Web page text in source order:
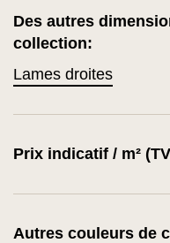
Des autres
collection:
Lames droites
Prix indicatif / m²
Autres couleurs de